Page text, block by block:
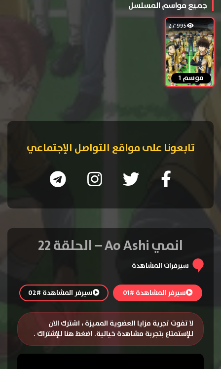
جميع مواسم المسلسل
27٬995
موسم 1
تابعونا على مواقع التواصل الإجتماعي
انمي Ao Ashi – الحلقة 22
سيرفرات المشاهدة
سيرفر المشاهدة #01 سيرفر المشاهدة #02
لا تفوت تجربة مزايا العضوية المميزة ، اشترك الان
للإستمتاع بتجربة مشاهدة خيالية. اضغط هنا للإشتراك .